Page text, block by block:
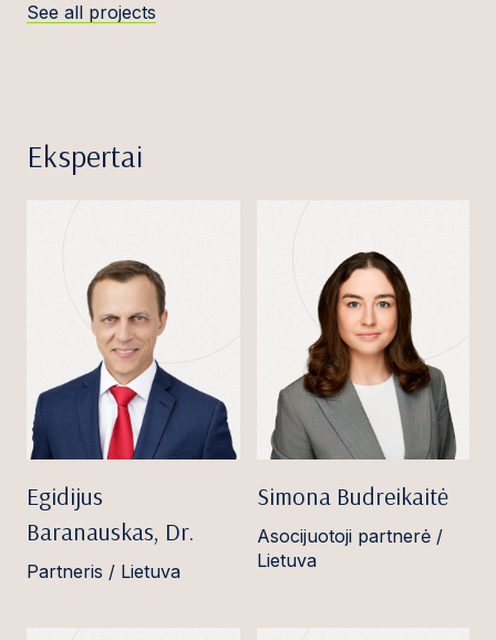
See all projects
Ekspertai
Egidijus
Baranauskas, Dr.
Partneris / Lietuva
Simona Budreikaitė
Asocijuotoji partnerė /
Lietuva